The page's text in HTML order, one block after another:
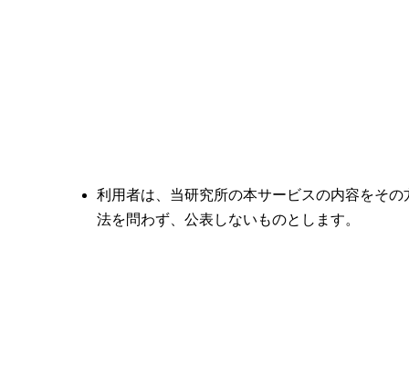
利用者は、当研究所の本サービスの内容をその
法を問わず、公表しないものとします。